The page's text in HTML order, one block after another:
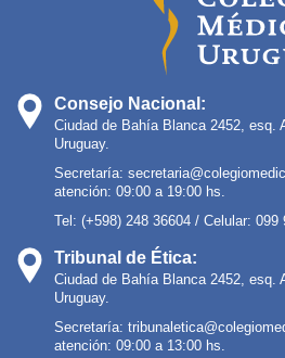
Consejo Nacional:
Ciudad de Bahía Blanca 2452, esq.
Uruguay.
Secretaría:
atención: 09:00 a 19:00 hs.
Tel: (+598) 248 36604 / Celular: 099
Tribunal de Ética:
Ciudad de Bahía Blanca 2452, esq.
Uruguay.
Secretaría:
atención: 09:00 a 13:00 hs.